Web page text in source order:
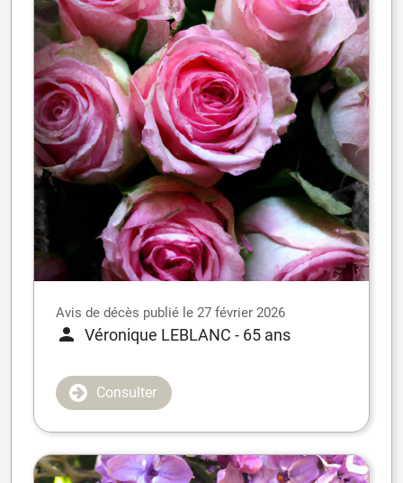
Avis de décès publié le 27 février 2026
Véronique LEBLANC - 65 ans
Consulter